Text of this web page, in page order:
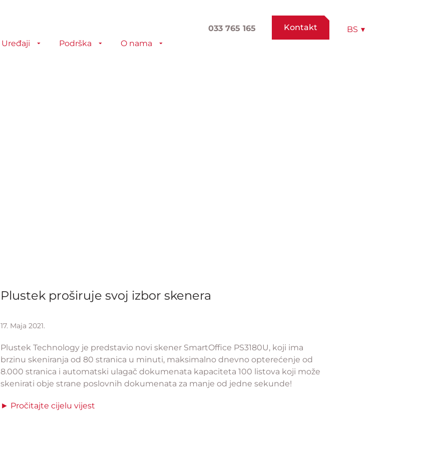
Uređaji Podrška O nama
033 765 165 Kontakt BS ▾
Plustek proširuje svoj izbor skenera
17. Maja 2021.
Plustek Technology je predstavio novi skener SmartOffice PS3180U, koji ima
brzinu skeniranja od 80 stranica u minuti, maksimalno dnevno opterećenje od
8.000 stranica i automatski ulagač dokumenata kapaciteta 100 listova koji može
skenirati obje strane poslovnih dokumenata za manje od jedne sekunde!
► Pročitajte cijelu vijest